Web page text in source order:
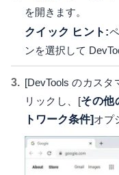
を開きます。
クイック ヒント:
ンを選択して
[DevTools のカス
リックし、[その他
トワーク条件]オプ